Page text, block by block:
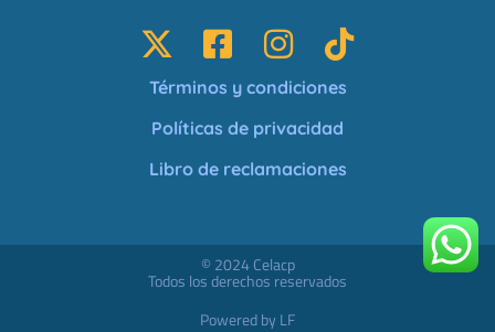
Términos y condiciones
Políticas de privacidad
Libro de reclamaciones
© 2024 Celacp
Todos los derechos reservados
Powered by LF